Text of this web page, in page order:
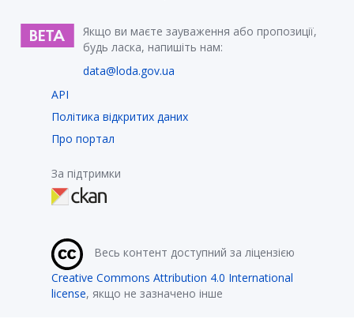
Якщо ви маєте зауваження або пропозиції,
будь ласка, напишіть нам:
data@loda.gov.ua
API
Політика відкритих даних
Про портал
За підтримки
Весь контент доступний за ліцензією
Creative Commons Attribution 4.0 International
license, якщо не зазначено інше